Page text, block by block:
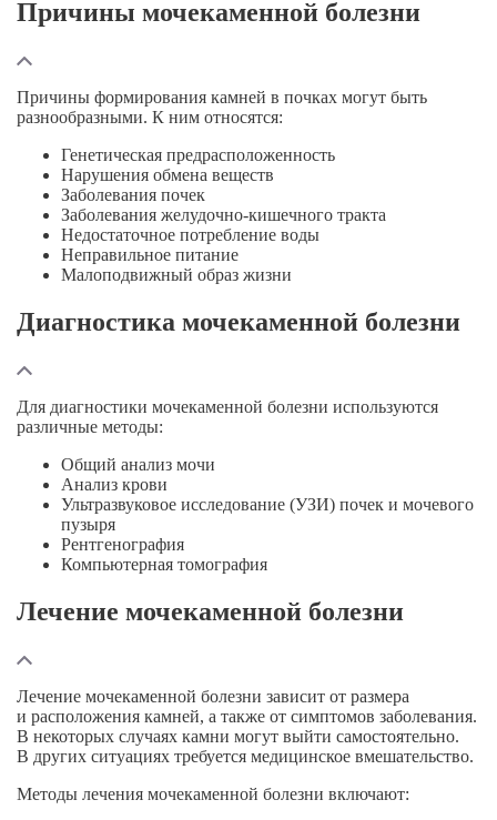
Причины мочекаменной болезни
Причины формирования камней в почках могут быть
разнообразными. К ним относятся:
Генетическая предрасположенность
Нарушения обмена веществ
Заболевания почек
Заболевания желудочно-кишечного тракта
Недостаточное потребление воды
Неправильное питание
Малоподвижный образ жизни
Диагностика мочекаменной болезни
Для диагностики мочекаменной болезни используются
различные методы:
Общий анализ мочи
Анализ крови
Ультразвуковое исследование (УЗИ) почек и мочевого
пузыря
Рентгенография
Компьютерная томография
Лечение мочекаменной болезни
Лечение мочекаменной болезни зависит от размера
и расположения камней, а также от симптомов заболевания.
В некоторых случаях камни могут выйти самостоятельно.
В других ситуациях требуется медицинское вмешательство.
Методы лечения мочекаменной болезни включают: